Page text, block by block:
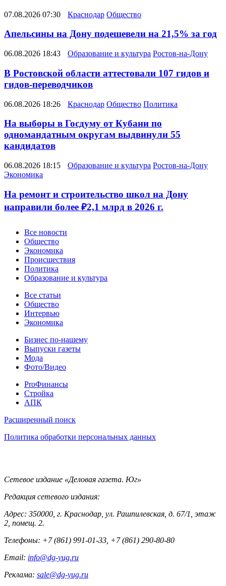
07.08.2026 07:30 Краснодар Общество
Апельсины на Дону подешевели на 21,5% за год
06.08.2026 18:43 Образование и культура Ростов-на-Дону
В Ростовской области аттестовали 107 гидов и
гидов-переводчиков
06.08.2026 18:26 Краснодар Общество Политика
На выборы в Госдуму от Кубани по
одномандатным округам выдвинули 55
кандидатов
06.08.2026 18:15 Образование и культура Ростов-на-Дону
Экономика
На ремонт и строительство школ на Дону
направили более ₽2,1 млрд в 2026 г.
Новости
Все новости
Общество
Экономика
Происшествия
Политика
Образование и культура
Статьи
Все статьи
Общество
Интервью
Экономика
Разное
Бизнес по-нашему
Выпуски газеты
Мода
Фото/Видео
Pro
ProФинансы
Стройка
АПК
Информация
Расширенный поиск
Политика обработки персональных данных
Контакты
Сетевое издание «Деловая газета. Юг»
Редакция сетевого издания:
Адрес: 350000, г. Краснодар, ул. Рашпилевская, д. 67/1, этаж
2, помещ. 2.
Телефоны: +7 (861) 991-01-33, +7 (861) 290-80-80
Email: info@dg-yug.ru
Реклама: sale@dg-yug.ru